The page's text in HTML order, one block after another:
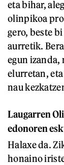
eta bihar,
olinpikoa
gero, beste
aurretik.
egun izanda,
elurretan, eta
nau
Laugarren
edonoren
Halaxe da.
honaino